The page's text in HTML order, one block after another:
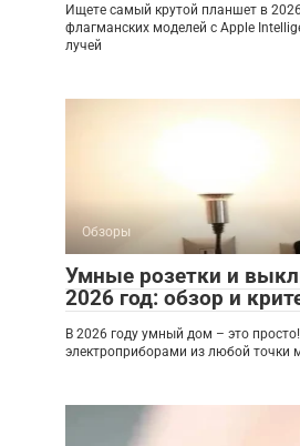
Ищете самый крутой планшет в
флагманских моделей с Apple
лучей
Обзоры
Умные розетки и
2026 год: обзор и
В 2026 году умный дом – это
электроприборами из любой точки